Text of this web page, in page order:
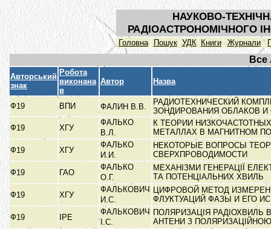
НАУКОВО-
РАДІОАСТРОНОМІЧНОГО
Головна Пошук УДК Книги Журнали
Все
Авторський
знак
Робота
виконана
в
Автор Назва
Ф19 ВПИ ФАЛИН В.В.
РАДИОТЕХНИЧЕСКИЙ
ЗОНДИРОВАНИЯ ОБЛАКОВ
Ф19
ХГУ
ФАЛЬКО
В.Л.
К ТЕОРИИ
МЕТАЛЛАХ В МАГНИТНОМ
Ф19
ХГУ
ФАЛЬКО
И.И.
НЕКОТОРЫЕ ВОПРОСЫ
СВЕРХПРОВОДИМОСТИ
Ф19
ГАО
ФАЛЬКО
О.Г.
МЕХАНІЗМИ ГЕНЕРАЦІЇ
ТА ПОТЕНЦІАЛЬНИХ ХВИЛЬ
Ф19
ХГУ
ФАЛЬКОВИЧ
И.С.
ЦИФРОВОЙ МЕТОД
ФЛУКТУАЦИЙ ФАЗЫ И ЕГО
Ф19
ІРЕ
ФАЛЬКОВИЧ
І.С.
ПОЛЯРИЗАЦІЯ РАДІОХВИЛЬ
АНТЕНИ З